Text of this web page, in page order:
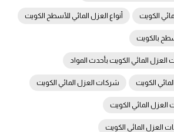
الكويت أنواع العزل المائي للأسطح الكويت
بالكويت
العزل المائي الكويت بأحدث المواد
الكويت شركات العزل المائي الكويت
المائي الكويت
العزل المائي الكويت